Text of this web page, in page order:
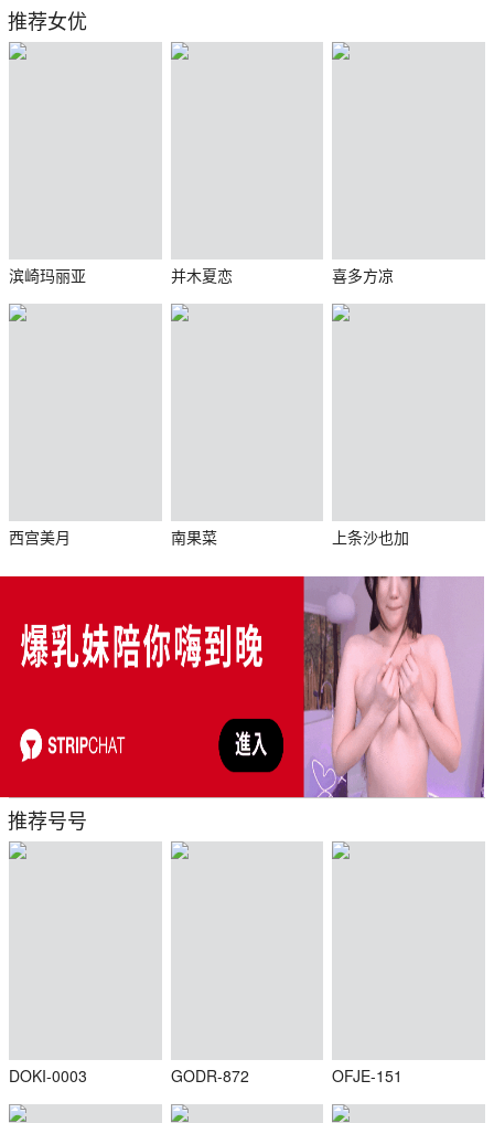
推荐女优
滨崎玛丽亚 并木夏恋 喜多方凉
西宫美月 南果菜 上条沙也加
推荐号号
DOKI-0003 GODR-872 OFJE-151